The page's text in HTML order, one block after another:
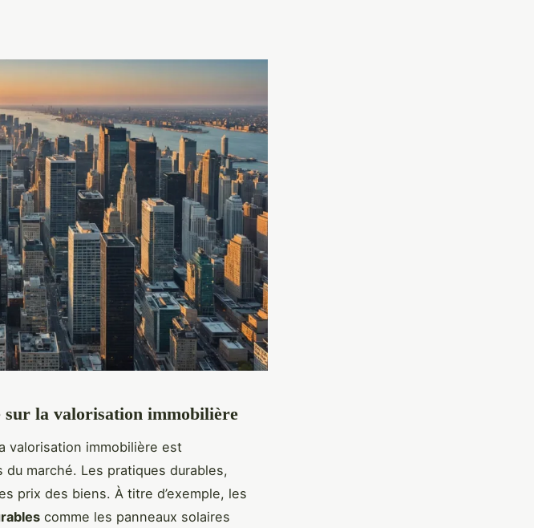
sur la valorisation immobilière
valorisation immobilière est
marché. Les pratiques durables,
prix des biens. À titre d’exemple, les
comme les panneaux solaires